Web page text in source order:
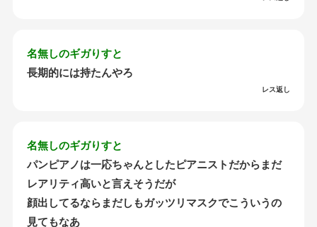
名無しのギガりすと
長期的には持たんやろ
レス返し
名無しのギガりすと
パンピアノは一応ちゃんとしたピアニストだからまだ
レアリティ高いと言えそうだが
顔出してるならまだしもガッツリマスクでこういうの
見てもなあ